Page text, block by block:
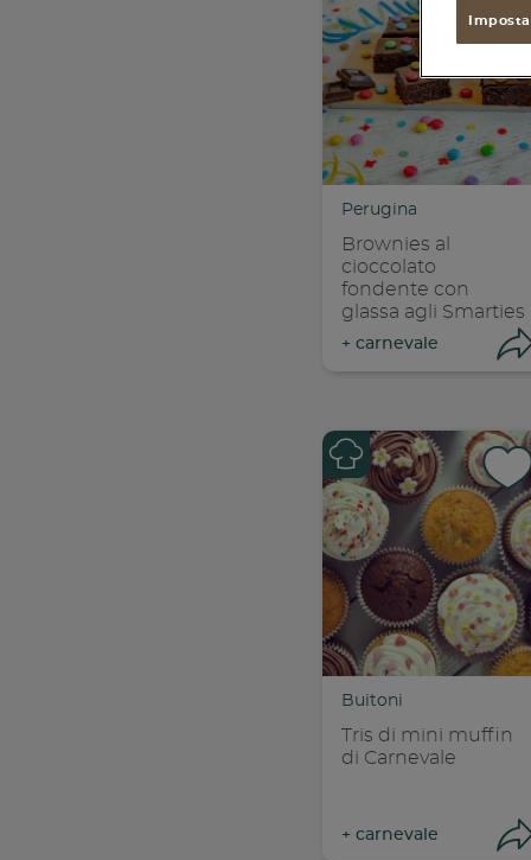
found
Perugina
Brownies al
cioccolato
fondente con
glassa agli Smarties
+ carnevale
Buitoni
Tris di mini muffin
di Carnevale
+ carnevale